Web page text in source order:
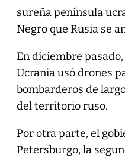
sureña península
Negro que Rusia se
En diciembre
Ucrania usó drones
bombarderos de
del territorio ruso.
Por otra parte, el
Petersburgo, la